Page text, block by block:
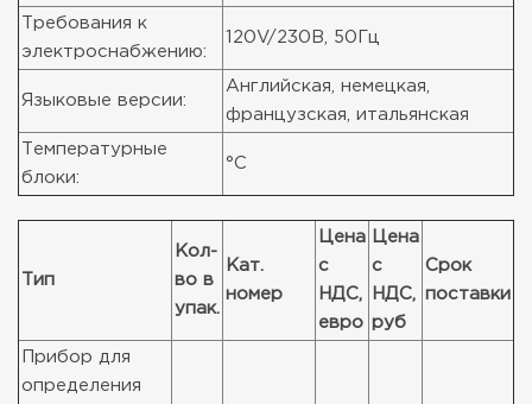
Требования к
электроснабжению:
120V/230В, 50Гц
Языковые версии:
Английская, немецкая,
французская, итальянская
Температурные
блоки:
°C
Тип
Кол-
во в
упак.
Кат.
номер
Цена
с
НДС,
евро
Цена
с
НДС,
руб
Срок
поставки
Прибор для
определения